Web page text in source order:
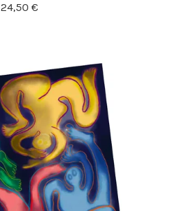
24,50 €